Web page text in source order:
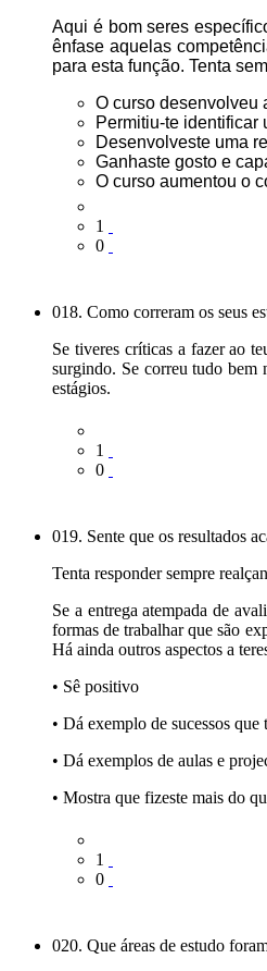
Aqui é bom seres
ênfase aquelas
para esta função. Tenta
O curso desenvolveu
Permitiu-te identificar
Desenvolveste uma
Ganhaste gosto e
O curso aumentou o
1
0
018. Como correram os seus
Se tiveres críticas a fazer ao
surgindo. Se correu tudo bem
estágios.
1
0
019. Sente que os resultados
Tenta responder sempre
Se a entrega atempada de
formas de trabalhar que são
Há ainda outros aspectos a
• Sê positivo
• Dá exemplo de sucessos
• Dá exemplos de aulas e
• Mostra que fizeste mais do
1
0
020. Que áreas de estudo